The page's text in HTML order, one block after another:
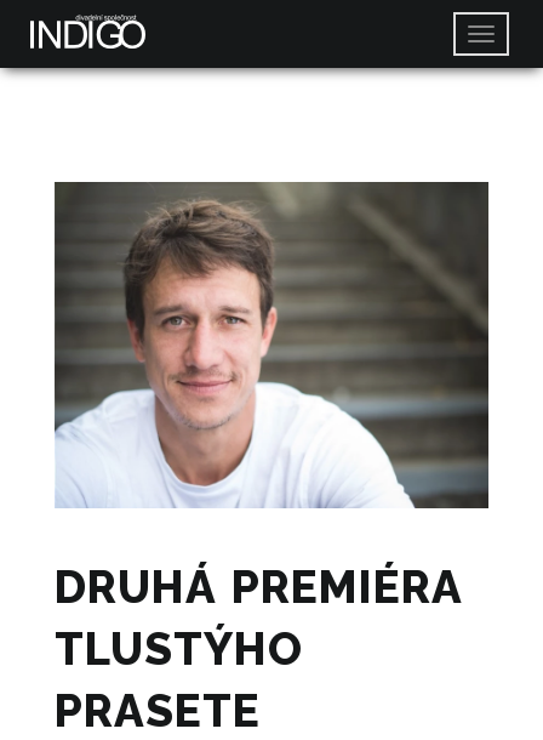
DRUHÁ PREMIÉRA
TLUSTÝHO
PRASETE